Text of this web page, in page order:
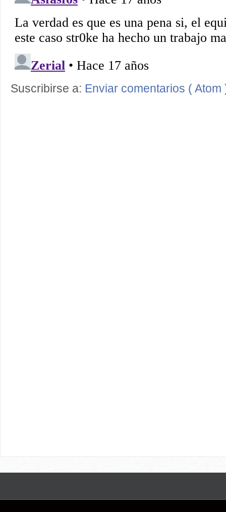
Suscribirse a: Enviar comentarios ( Atom